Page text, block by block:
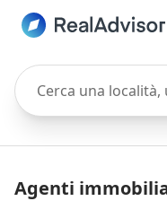
Cerca una località,
Agenti